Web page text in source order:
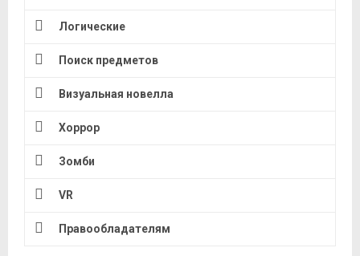
Логические
Поиск предметов
Визуальная новелла
Хоррор
Зомби
VR
Правообладателям